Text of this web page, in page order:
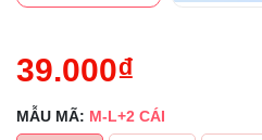
39.000₫
MẪU MÃ: M-L+2 CÁI